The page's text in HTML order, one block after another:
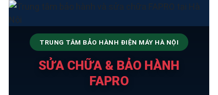
TRUNG TÂM BẢO HÀNH ĐIỆN MÁY HÀ NỘI
SỬA CHỮA & BẢO HÀNH
FAPRO